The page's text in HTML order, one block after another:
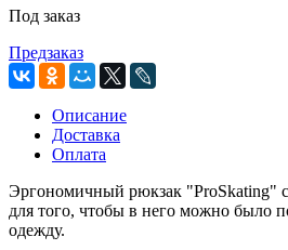
Под заказ
Предзаказ
Описание
Доставка
Оплата
Эргономичный рюкзак "ProSkating"
для того, чтобы в него можно было
одежду.